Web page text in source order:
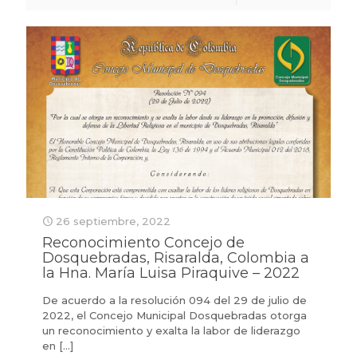
26 septiembre, 2022
Reconocimiento Concejo de
Dosquebradas, Risaralda, Colombia a
la Hna. María Luisa Piraquive – 2022
De acuerdo a la resolución 094 del 29 de julio de
2022, el Concejo Municipal Dosquebradas otorga
un reconocimiento y exalta la labor de liderazgo
en […]